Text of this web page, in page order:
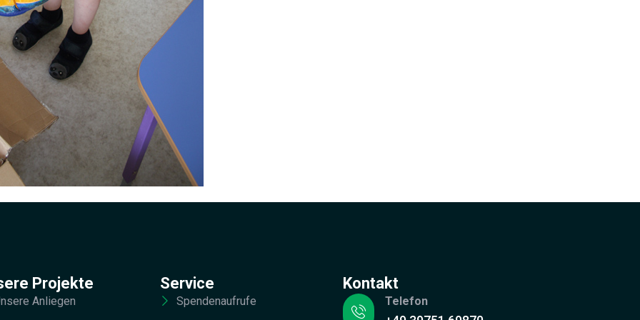
Projekte
Anliegen
Service
Spendenaufrufe
Kontakt
Telefon